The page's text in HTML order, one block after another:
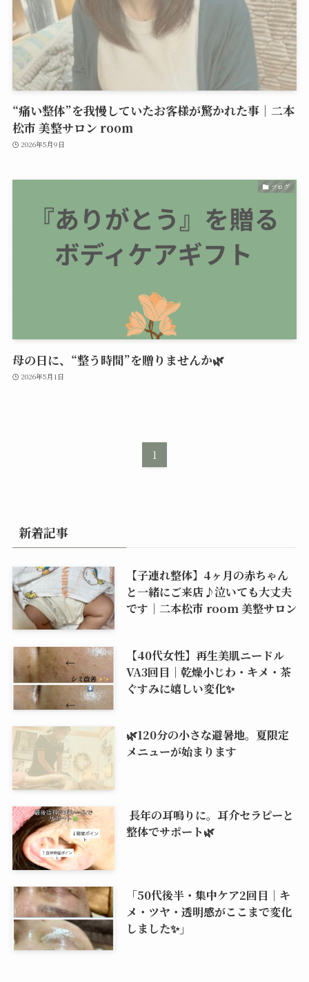
“痛い整体”を我慢していたお客様が驚かれた事｜二本
松市 美整サロン room
2026年5月9日
ブログ
母の日に、“整う時間”を贈りませんか🌿
2026年5月1日
1
新着記事
【子連れ整体】4ヶ月の赤ちゃん
と一緒にご来店♪泣いても大丈夫
です｜二本松市 room 美整サロン
【40代女性】再生美肌ニードル
VA3回目｜乾燥小じわ・キメ・茶
ぐすみに嬉しい変化✨
🌿120分の小さな避暑地。夏限定
メニューが始まります
長年の耳鳴りに。耳介セラピーと
整体でサポート🌿
「50代後半・集中ケア2回目｜キ
メ・ツヤ・透明感がここまで変化
しました✨」